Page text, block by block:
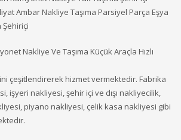
Ambar Nakliye Taşıma Parsiyel Parça Eşya
Şehiriçi
Nakliye Ve Taşıma Küçük Araçla Hızlı
çeşitlendirerek hizmet vermektedir. Fabrika
işyeri nakliyesi, şehir içi ve dışı nakliyecilik,
piyano nakliyesi, çelik kasa nakliyesi gibi